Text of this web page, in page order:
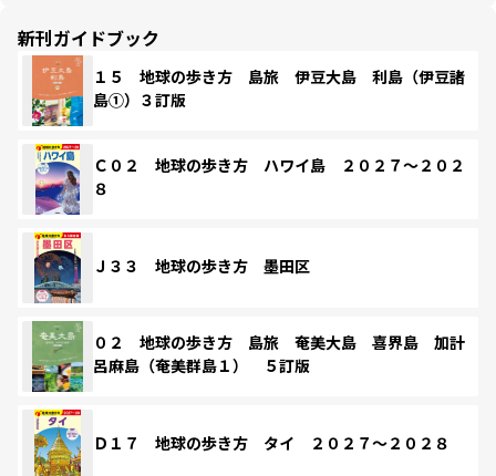
新刊ガイドブック
１５ 地球の歩き方 島旅 伊豆大島 利島（伊豆諸
島①）３訂版
Ｃ０２ 地球の歩き方 ハワイ島 ２０２７～２０２
８
Ｊ３３ 地球の歩き方 墨田区
０２ 地球の歩き方 島旅 奄美大島 喜界島 加計
呂麻島（奄美群島１） ５訂版
Ｄ１７ 地球の歩き方 タイ ２０２７～２０２８